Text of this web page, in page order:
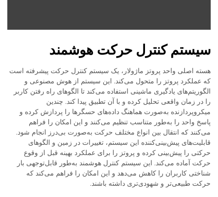
سیستم کنترل حرکت هوشمند
هسته اصلی واحد پروتز ماژولار، یک سیستم کنترل حرکت پیشرفته است
که عملکرد پروتز را متحول می‌کند. این سیستم از هوش مصنوعی و
الگوریتم‌های یادگیری ماشینی استفاده می‌کند تا الگوهای راه رفتن کاربر
را در زمان واقعی تحلیل کرده و با آن تطبیق پیدا کند. چندین
میکروپردازنده به‌صورت هماهنگ داده‌های حسگرها را پردازش کرده و
پاسخ واحد را به‌طور متناسب تنظیم می‌کنند و این امکان را فراهم
می‌کنند که انتقال بین انواع مختلف حرکت به‌صورت بی‌درز انجام شود.
قابلیت‌های پیش‌بینی‌کننده این سیستم، تغییرات در زمین و الگوهای
حرکتی را پیش‌بینی کرده و پروتز را برای عملکرد بهینه قبل از وقوع
حرکت آماده می‌کند. این سیستم کنترل هوشمند به‌طور قابل‌توجهی بار
شناختی کاربران را کاهش می‌دهد و این امکان را فراهم می‌کند که
حرکت طبیعی‌تر و شهودی‌تری داشته باشند.